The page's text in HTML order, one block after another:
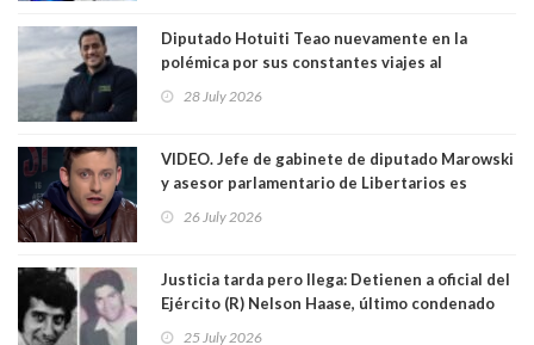
Diputado Hotuiti Teao nuevamente en la
polémica por sus constantes viajes al
vacaciones para irse a Londres y Paris por 18
28 July 2026
VIDEO. Jefe de gabinete de diputado Marowski
y asesor parlamentario de Libertarios es
comentarios sexuales sobre menores. Redes
26 July 2026
Justicia tarda pero llega: Detienen a oficial del
Ejército (R) Nelson Haase, último condenado
25 July 2026